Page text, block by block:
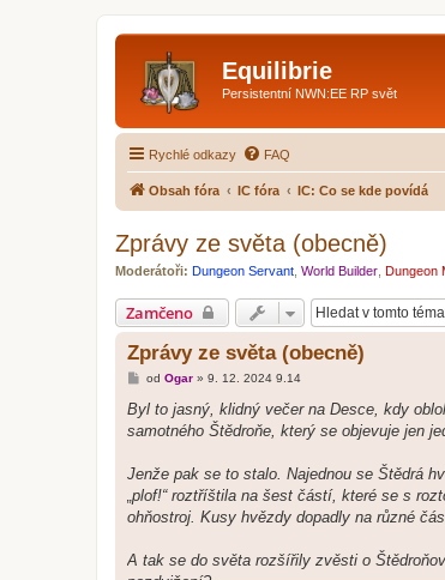
Equilibrie
Persistentní NWN:EE RP svět
Rychlé odkazy FAQ
Obsah fóra IC fóra IC: Co se kde povídá
Zprávy ze světa (obecně)
Moderátoři: Dungeon Servant World Builder Dungeon
Zamčeno
Zprávy ze světa (obecně)
P
í
s
p
e
k
od Ogar» 9. 12. 2024 9.14
Byl to jasný, klidný večer na Desce, kdy
samotného Štědroňe, který se objevuje jen
Jenže pak se to stalo. Najednou se Štědrá
„plof!“ roztříštila na šest částí, které se s
ohňostroj. Kusy hvězdy dopadly na různé
A tak se do světa rozšířily zvěsti o